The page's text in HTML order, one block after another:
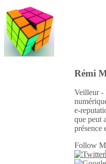
Rémi
Veilleur -
e-
que peut
présence
Follow